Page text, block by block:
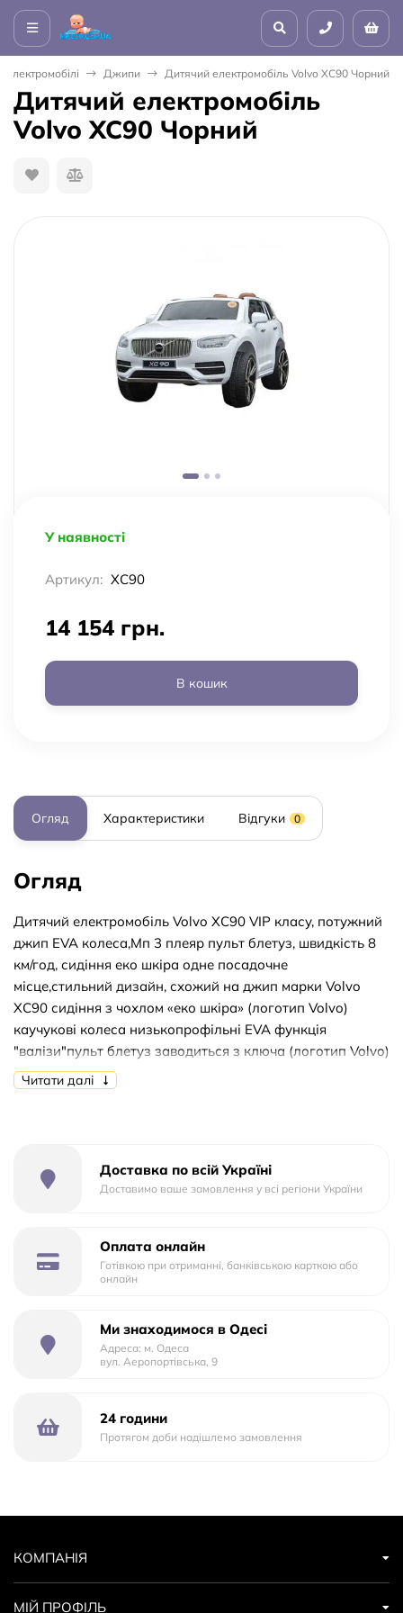
електромобілі Джипи Дитячий електромобіль Volvo XC90 Чорний
Дитячий електромобіль
Volvo XC90 Чорний
У наявності
Артикул: XC90
14 154 грн.
В кошик
Огляд Характеристики Відгуки 0
Огляд
Дитячий електромобіль Volvo XC90 VIP класу, потужний
джип EVA колеса,Мп 3 плеяр пульт блетуз, швидкість 8
км/год, сидіння еко шкіра одне посадочне
місце,стильний дизайн, схожий на джип марки Volvo
XC90 сидіння з чохлом «еко шкіра» (логотип Volvo)
каучукові колеса низькопрофільні EVA функція
"валізи"пульт блетуз заводиться з ключа (логотип Volvo)
двері відкриваються капот відкривається діодні вогні
фар (перед, зад) ремені безпеки плавний хід
до 8 км/год рух вперед і назад максимальне
зарядний пристрій, пульт дистанційного управління.
Читати далі
Доставка по всій Україні
Доставимо ваше замовлення у всі регіони України
Оплата онлайн
Готівкою при отриманні, банківською карткою або
онлайн
Ми знаходимося в Одесі
Адреса: м. Одеса
вул. Аеропортівська, 9
24 години
Протягом доби надішлемо замовлення
КОМПАНІЯ
МІЙ ПРОФІЛЬ